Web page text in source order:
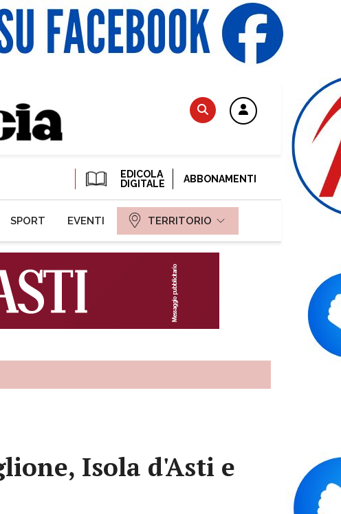
EDICOLA
DIGITALE
ABBONAMENTI
SPORT EVENTI TERRITORIO
Isola d'Asti e